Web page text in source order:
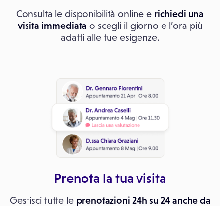
Consulta le disponibilità online e richiedi una
visita immediata o scegli il giorno e l’ora più
adatti alle tue esigenze.
Prenota la tua visita
Gestisci tutte le prenotazioni 24h su 24 anche da